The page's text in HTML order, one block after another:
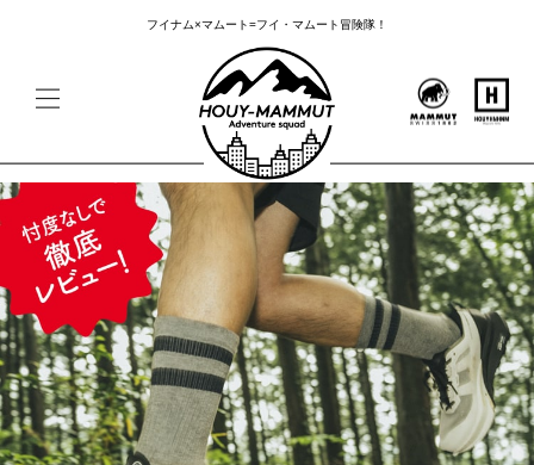
フイナム×マムート=フイ・マムート冒険隊！